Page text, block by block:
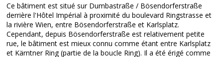
Ce bâtiment est situé sur Dumbastraße / Bösendorferstraße
derrière l'Hôtel Impérial à proximité du boulevard Ringstrasse et
la rivière Wien, entre Bösendorferstraße et Karlsplatz.
Cependant, depuis Bösendorferstraße est relativement petite
rue, le bâtiment est mieux connu comme étant entre Karlsplatz
et Kärntner Ring (partie de la boucle Ring). Il a été érigé comme